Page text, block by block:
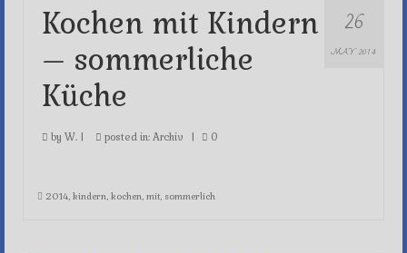
26
MAY 2014
Kochen mit Kindern
– sommerliche
Küche
by W. | posted in: Archiv | 0
2014 kindern kochen mit sommerlich